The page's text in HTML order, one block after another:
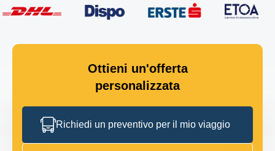
Ottieni un'offerta
personalizzata
Richiedi un preventivo per il mio viaggio